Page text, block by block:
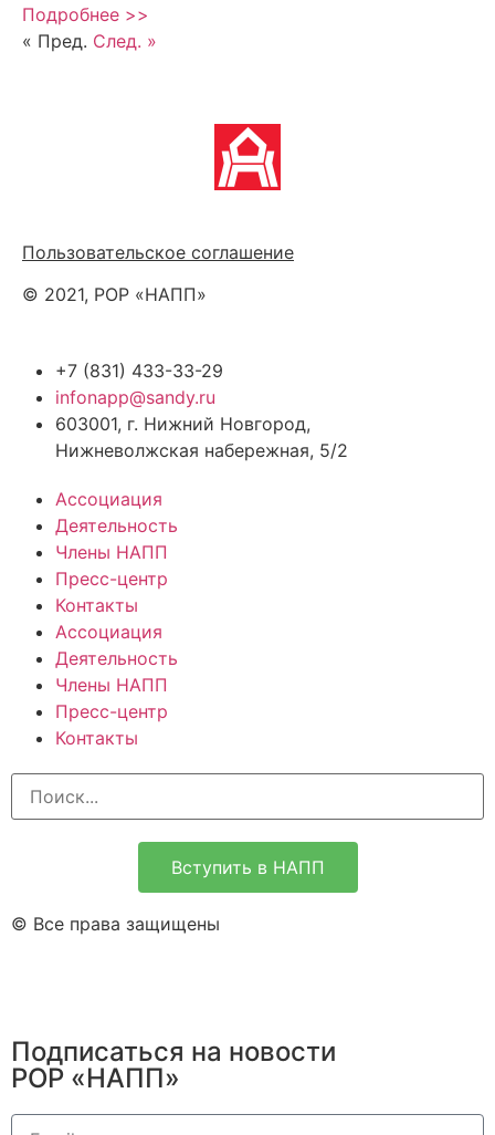
Подробнее >>
« Пред. След. »
Пользовательское соглашение
© 2021, РОР «НАПП»
+7 (831) 433-33-29
infonapp@sandy.ru
603001, г. Нижний Новгород,
Нижневолжская набережная, 5/2
Ассоциация
Деятельность
Члены НАПП
Пресс-центр
Контакты
Ассоциация
Деятельность
Члены НАПП
Пресс-центр
Контакты
Вступить в НАПП
© Все права защищены
Подписаться на новости
РОР «НАПП»